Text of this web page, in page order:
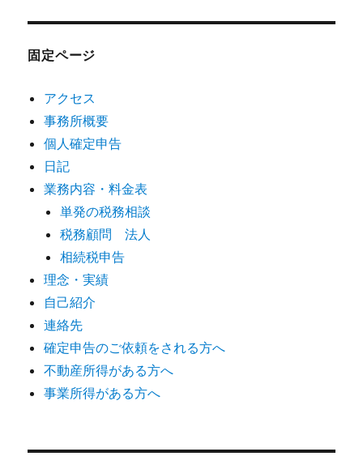
固定ページ
アクセス
事務所概要
個人確定申告
日記
業務内容・料金表
単発の税務相談
税務顧問 法人
相続税申告
理念・実績
自己紹介
連絡先
確定申告のご依頼をされる方へ
不動産所得がある方へ
事業所得がある方へ